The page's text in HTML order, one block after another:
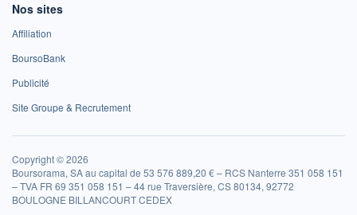
Nos sites
Affiliation
BoursoBank
Publicité
Site Groupe & Recrutement
Copyright © 2026
Boursorama, SA au capital de 53 576 889,20 € – RCS Nanterre 351 058 151
– TVA FR 69 351 058 151 – 44 rue Traversière, CS 80134, 92772
BOULOGNE BILLANCOURT CEDEX